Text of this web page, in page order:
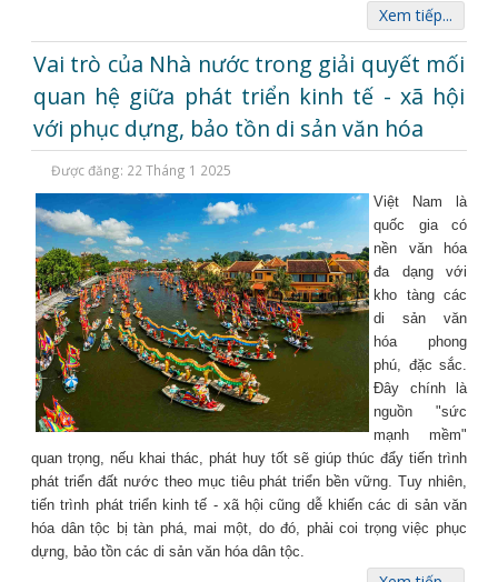
Xem tiếp...
Vai trò của Nhà nước trong giải quyết mối
quan hệ giữa phát triển kinh tế - xã hội
với phục dựng, bảo tồn di sản văn hóa
Được đăng: 22 Tháng 1 2025
Việt Nam là
quốc gia có
nền văn hóa
đa dạng với
kho tàng các
di sản văn
hóa phong
phú, đặc sắc.
Đây chính là
nguồn "sức
mạnh mềm"
quan trọng, nếu khai thác, phát huy tốt sẽ giúp thúc đẩy tiến trình
phát triển đất nước theo mục tiêu phát triển bền vững. Tuy nhiên,
tiến trình phát triển kinh tế - xã hội cũng dễ khiến các di sản văn
hóa dân tộc bị tàn phá, mai một, do đó, phải coi trọng việc phục
dựng, bảo tồn các di sản văn hóa dân tộc.